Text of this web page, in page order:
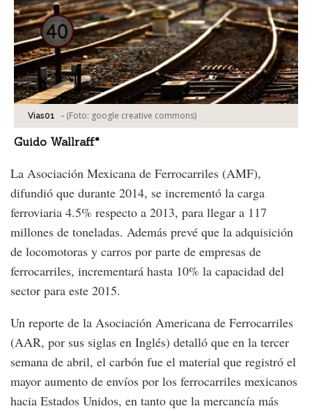
Vias01 - (Foto: google creative commons)
Guido Wallraff*
La Asociación Mexicana de Ferrocarriles (AMF),
difundió que durante 2014, se incrementó la carga
ferroviaria 4.5% respecto a 2013, para llegar a 117
millones de toneladas. Además prevé que la adquisición
de locomotoras y carros por parte de empresas de
ferrocarriles, incrementará hasta 10% la capacidad del
sector para este 2015.
Un reporte de la Asociación Americana de Ferrocarriles
(AAR, por sus siglas en Inglés) detalló que en la tercer
semana de abril, el carbón fue el material que registró el
mayor aumento de envíos por los ferrocarriles mexicanos
hacia Estados Unidos, en tanto que la mercancía más